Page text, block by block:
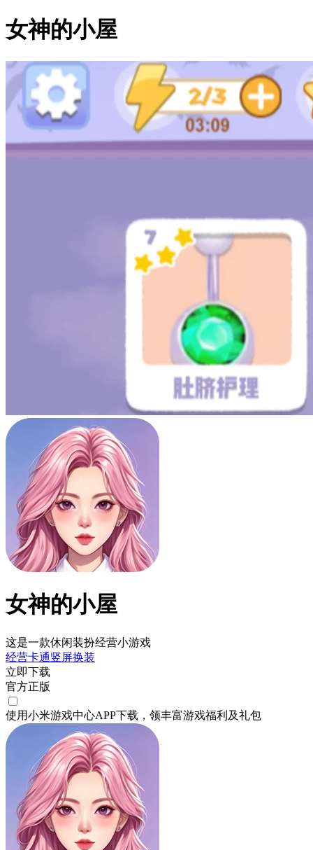
女神的小屋
女神的小屋
这是一款休闲装扮经营小游戏
经营卡通竖屏换装
立即下载
官方正版
使用小米游戏中心APP下载 ，领丰富游戏福利 及礼包